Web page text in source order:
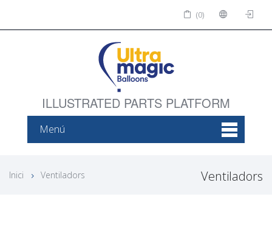
(0)
ILLUSTRATED PARTS PLATFORM
Menú
Inici Ventiladors Ventiladors